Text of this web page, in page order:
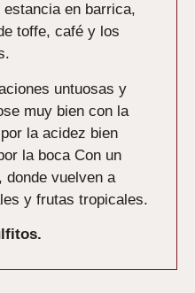
en barrica,
toffe, café y los
untuosas y
muy bien con la
la acidez bien
la boca Con un
donde vuelven a
y frutas tropicales.